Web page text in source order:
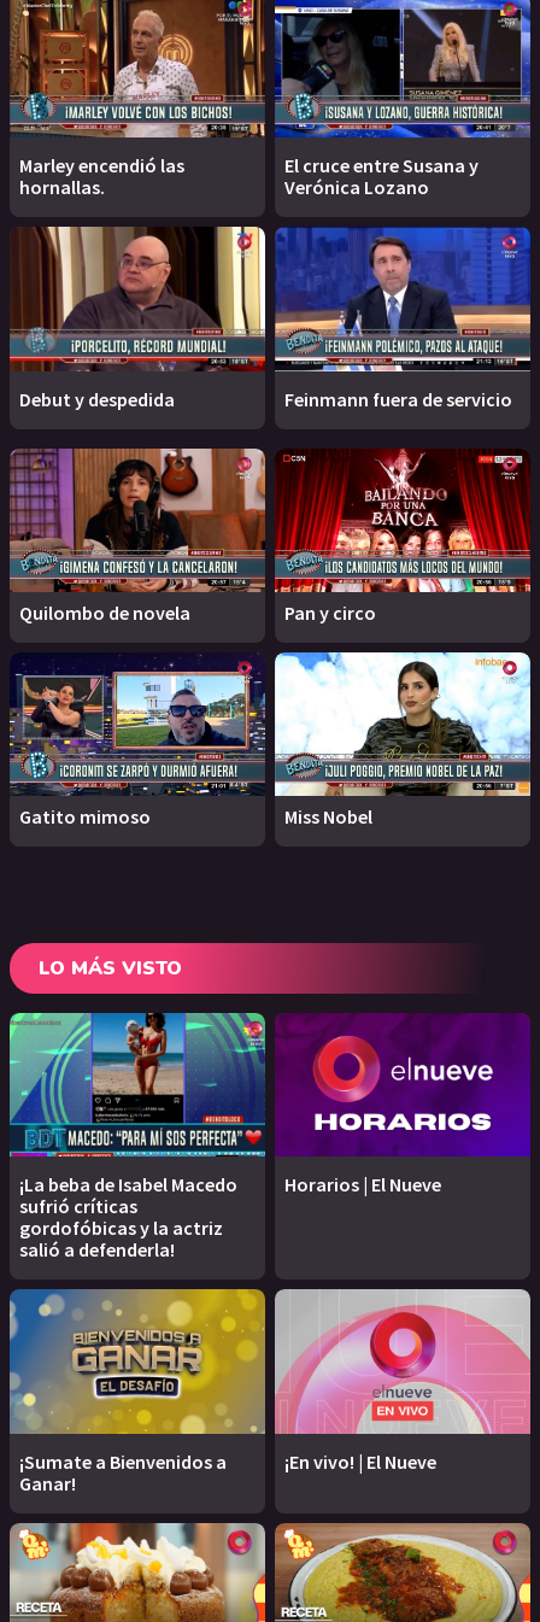
Marley encendió las
hornallas.
El cruce entre Susana y
Verónica Lozano
Debut y despedida Feinmann fuera de servicio
Quilombo de novela Pan y circo
Gatito mimoso Miss Nobel
LO MÁS VISTO
¡La beba de Isabel Macedo
sufrió críticas
gordofóbicas y la actriz
salió a defenderla!
Horarios | El Nueve
¡Sumate a Bienvenidos a
Ganar!
¡En vivo! | El Nueve